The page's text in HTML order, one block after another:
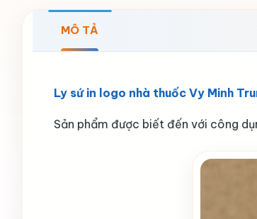
MÔ TẢ
Ly sứ in logo nhà thuốc Vy Minh
Sản phẩm được biết đến với công